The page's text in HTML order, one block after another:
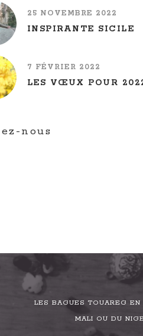
25 NOVEMBRE 2022
INSPIRANTE SICILE
7 FÉVRIER 2022
LES VŒUX POUR
nous
LES BAGUES TOUAREG EN
MALI OU DU